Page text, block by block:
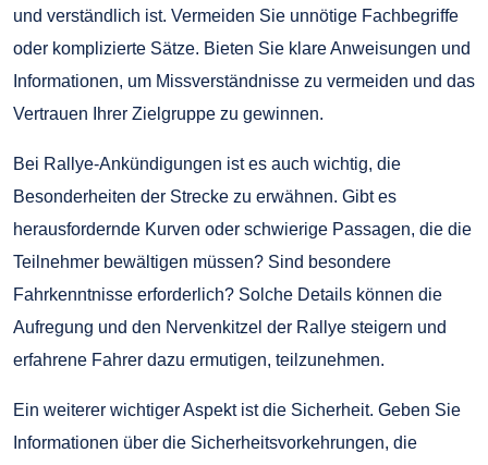
und verständlich ist. Vermeiden Sie unnötige Fachbegriffe
oder komplizierte Sätze. Bieten Sie klare Anweisungen und
Informationen, um Missverständnisse zu vermeiden und das
Vertrauen Ihrer Zielgruppe zu gewinnen.
Bei Rallye-Ankündigungen ist es auch wichtig, die
Besonderheiten der Strecke zu erwähnen. Gibt es
herausfordernde Kurven oder schwierige Passagen, die die
Teilnehmer bewältigen müssen? Sind besondere
Fahrkenntnisse erforderlich? Solche Details können die
Aufregung und den Nervenkitzel der Rallye steigern und
erfahrene Fahrer dazu ermutigen, teilzunehmen.
Ein weiterer wichtiger Aspekt ist die Sicherheit. Geben Sie
Informationen über die Sicherheitsvorkehrungen, die